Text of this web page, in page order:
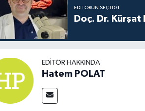
EDITÖRÜN SEÇTIĞI
Doç. Dr. Kürşat
EDITÖR HAKKINDA
Hatem POLAT